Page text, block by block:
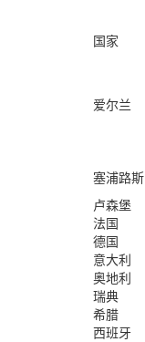
国家
爱尔兰
塞浦路斯
卢森堡
法国
德国
意大利
奥地利
瑞典
希腊
西班牙